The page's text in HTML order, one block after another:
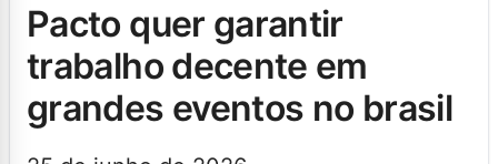
pacto quer garantir
trabalho decente em
grandes eventos no brasil